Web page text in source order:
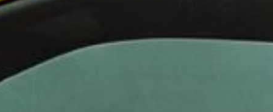
i Norden
i Sverige